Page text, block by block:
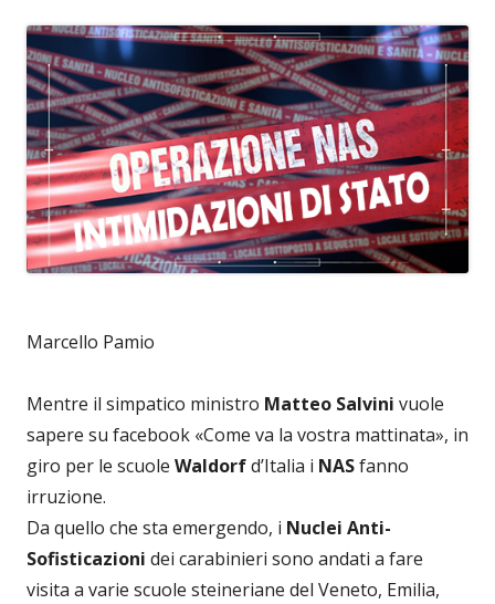
Marcello Pamio
Mentre il simpatico ministro Matteo Salvini vuole
sapere su facebook «Come va la vostra mattinata», in
giro per le scuole Waldorfd’Italia i NASfanno
irruzione.
Da quello che sta emergendo, i Nuclei Anti-
Sofisticazioni dei carabinieri sono andati a fare
visita a varie scuole steineriane del Veneto, Emilia,